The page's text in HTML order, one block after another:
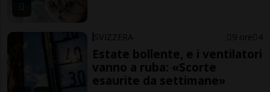
SVIZZERA 9 ore 4
Estate bollente, e i ventilatori
vanno a ruba: «Scorte
esaurite da settimane»